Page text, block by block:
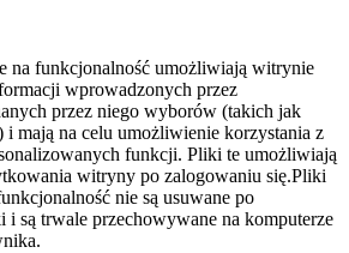
na funkcjonalność umożliwiają witrynie
wprowadzonych przez
przez niego wyborów (takich jak
mają na celu umożliwienie korzystania z
funkcji. Pliki te umożliwiają
witryny po zalogowaniu się.Pliki
nie są usuwane po
i są trwale przechowywane na komputerze